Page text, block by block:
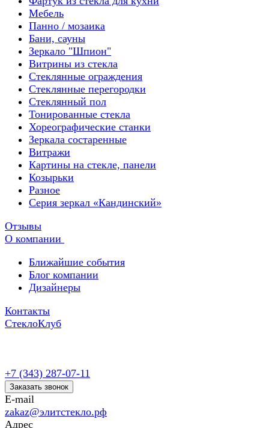
Мебель
Панно / мозаика
Бани, сауны
Зеркало "Шпион"
Витрины из стекла
Стеклянные ограждения
Стеклянные перегородки
Стеклянный пол
Тонированные стекла
Хореографические станки
Зеркала состаренные
Витражи
Картины на стекле, панели
Козырьки
Разное
Серия зеркал «Кандинский»
Отзывы
О компании
Ближайшие события
Блог компании
Дизайнеры
Контакты
СтеклоКлуб
+7 (343) 287-07-11
Заказать звонок
E-mail
zakaz@элитстекло.рф
Адрес